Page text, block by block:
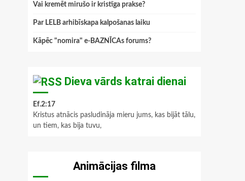
Vai kremēt mirušo ir kristīga prakse?
Par LELB arhibīskapa kalpošanas laiku
Kāpēc "nomira" e-BAZNĪCAs forums?
Dieva vārds katrai dienai
Ef.2:17
Kristus atnācis pasludināja mieru jums, kas bijāt tālu,
un tiem, kas bija tuvu,
Animācijas filma